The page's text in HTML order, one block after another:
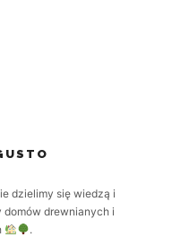
dzielimy się wiedzą i
drewnianych i
.